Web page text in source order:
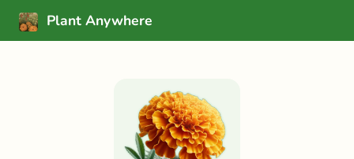
Plant Anywhere